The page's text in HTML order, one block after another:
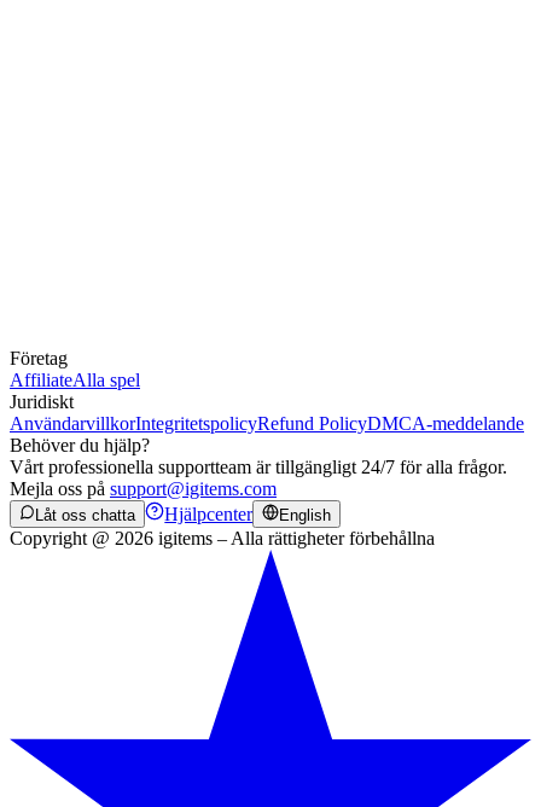
Företag
AffiliateAlla spel
Juridiskt
AnvändarvillkorIntegritetspolicyRefund PolicyDMCA-meddelande
Behöver du hjälp?
Vårt professionella supportteam är tillgängligt 24/7 för alla frågor.
Mejla oss på support@igitems.com
Låt oss chatta Hjälpcenter English
Copyright @ 2026 igitems – Alla rättigheter förbehållna